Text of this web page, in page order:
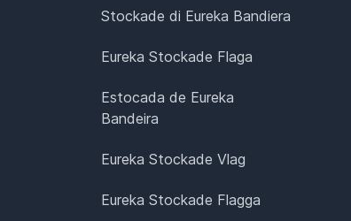
Stockade di Eureka Bandiera
Eureka Stockade Flaga
Estocada de Eureka
Bandeira
Eureka Stockade Vlag
Eureka Stockade Flagga